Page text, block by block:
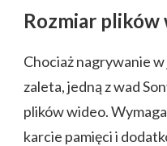
Rozmiar plików
Chociaż nagrywanie
zaleta, jedną z wad
plików wideo.
karcie pamięci i